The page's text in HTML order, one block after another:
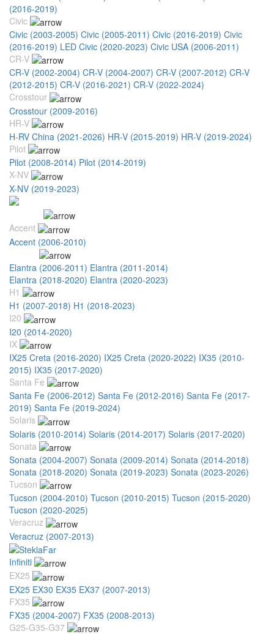
(2016-2019)
Civic
Civic (2003-2005) Civic (2005-2011) Civic (2016-2019) Civic
(2016-2019) LED Civic (2020-2023) Civic USA (2006-2011)
CR-V
CR-V (2002-2004) CR-V (2004-2007) CR-V (2007-2012) CR-V
(2012-2015) CR-V (2016-2021) CR-V (2022-2024)
Crosstour
Crosstour (2009-2016)
HR-V
H-RV China (2021-2026) HR-V (2015-2019) HR-V (2019-2024)
Pilot
Pilot (2008-2014) Pilot (2014-2019)
X-NV
X-NV (2019-2023)
Accent
Accent (2006-2010)
Elantra (2006-2011) Elantra (2011-2014)
Elantra (2018-2020) Elantra (2020-2023)
H1
H1 (2007-2018) H1 (2018-2023)
I20
I20 (2014-2020)
IX
IX25 Creta (2016-2020) IX25 Creta (2020-2022) IX35 (2010-
2015) IX35 (2017-2020)
Santa Fe
Santa Fe (2006-2012) Santa Fe (2012-2016) Santa Fe (2017-
2019) Santa Fe (2019-2024)
Solaris
Solaris (2010-2014) Solaris (2014-2017) Solaris (2017-2020)
Sonata
Sonata (2004-2007) Sonata (2009-2014) Sonata (2014-2018)
Sonata (2018-2020) Sonata (2019-2023) Sonata (2023-2026)
Tucson
Tucson (2004-2010) Tucson (2010-2015) Tucson (2015-2020)
Tucson (2020-2025)
Veracruz
Veracruz (2007-2013)
Infiniti
EX25
EX25 EX30 EX35 EX37 (2007-2013)
FX35
FX35 (2004-2007) FX35 (2008-2013)
G25-G35-G37